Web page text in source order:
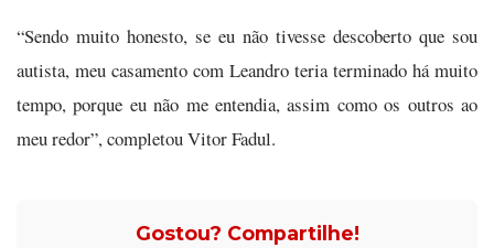
“Sendo muito honesto, se eu não tivesse descoberto que sou
autista, meu casamento com Leandro teria terminado há muito
tempo, porque eu não me entendia, assim como os outros ao
meu redor”, completou Vitor Fadul.
Gostou? Compartilhe!